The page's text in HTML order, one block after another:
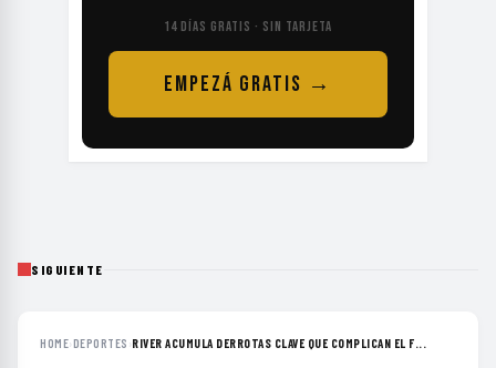
14 DÍAS GRATIS · SIN TARJETA
EMPEZÁ GRATIS →
SIGUIENTE
HOME›DEPORTES ›RIVER ACUMULA DERROTAS CLAVE QUE COMPLICAN EL F...